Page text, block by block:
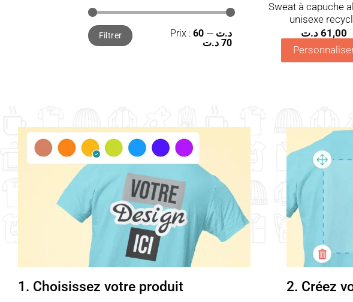
Prix
min
Prix
maxFiltrer Prix : 60 د.ت —
70 د.ت
Sweat à capuche
unisexe
61,00 د.ت
1. Choisissez votre produit 2. Créez